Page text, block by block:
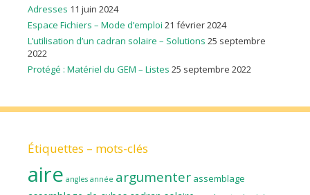
Adresses 11 juin 2024
Espace Fichiers – Mode d’emploi 21 février 2024
L’utilisation d’un cadran solaire – Solutions 25 septembre
2022
Protégé : Matériel du GEM – Listes 25 septembre 2022
Étiquettes – mots-clés
aire angles année argumenter assemblage